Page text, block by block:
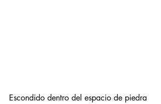
Escondido dentro del espacio de piedra